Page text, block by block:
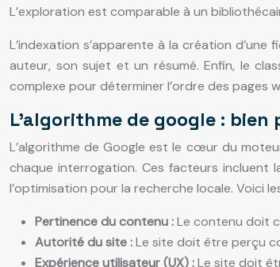
L’exploration est comparable à un
L’indexation s’apparente à la création
auteur, son sujet et un résumé. Enfin, le
complexe pour déterminer l’ordre des pages
L’algorithme de google :
L’algorithme de Google est le cœur du
chaque interrogation. Ces facteurs incluent
l’optimisation pour la recherche locale. Voici
Pertinence du contenu :Le contenu doit
Autorité du site :Le site doit être perçu
Expérience utilisateur (UX) :Le site doit